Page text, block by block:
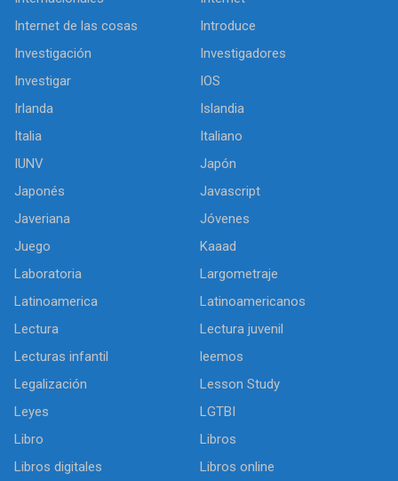
Internet de las cosas
Introduce
Investigación
Investigadores
Investigar
IOS
Irlanda
Islandia
Italia
Italiano
IUNV
Japón
Japonés
Javascript
Javeriana
Jóvenes
Juego
Kaaad
Laboratoria
Largometraje
Latinoamerica
Latinoamericanos
Lectura
Lectura juvenil
Lecturas infantil
leemos
Legalización
Lesson Study
Leyes
LGTBI
Libro
Libros
Libros digitales
Libros online